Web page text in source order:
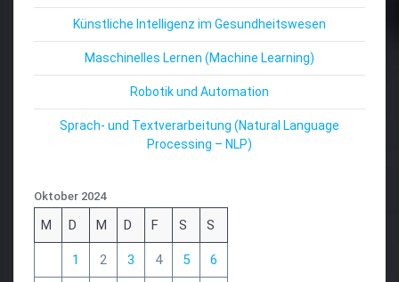
Künstliche Intelligenz im Gesundheitswesen
Maschinelles Lernen (Machine Learning)
Robotik und Automation
Sprach- und Textverarbeitung (Natural Language
Processing – NLP)
Oktober 2024
M D M D F S S
1 2 3 4 5 6